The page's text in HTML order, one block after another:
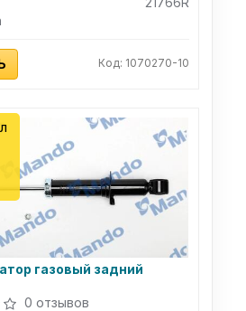
Код: 1070270-10
газовый задний
0 отзывов